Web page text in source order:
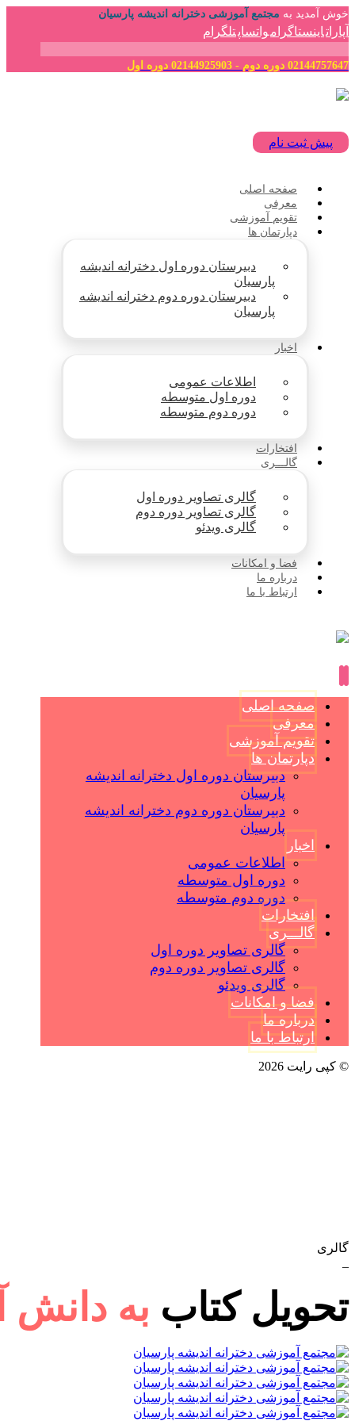
خوش آمدید به مجتمع آموزشی دخترانه اندیشه پارسیان
آپاراتاینستاگرامواتساپتلگرام
02144757647 دوره دوم - 02144925903 دوره اول
پیش ثبت نام
صفحه اصلی
معرفی
تقویم آموزشی
دپارتمان ها
دبیرستان دوره اول دخترانه اندیشه
پارسیان
دبیرستان دوره دوم دخترانه اندیشه
پارسیان
اخبار
اطلاعات عمومی
دوره اول متوسطه
دوره دوم متوسطه
افتخارات
گالـــری
گالری تصاویر دوره اول
گالری تصاویر دوره دوم
گالری ویدئو
فضا و امکانات
درباره ما
ارتباط با ما
صفحه اصلی
معرفی
تقویم آموزشی
دپارتمان ها
دبیرستان دوره اول دخترانه اندیشه
پارسیان
دبیرستان دوره دوم دخترانه اندیشه
پارسیان
اخبار
اطلاعات عمومی
دوره اول متوسطه
دوره دوم متوسطه
افتخارات
گالـــری
گالری تصاویر دوره اول
گالری تصاویر دوره دوم
گالری ویدئو
فضا و امکانات
درباره ما
ارتباط با ما
© کپی رایت 2026
گالری
تحویل کتاب به دانش